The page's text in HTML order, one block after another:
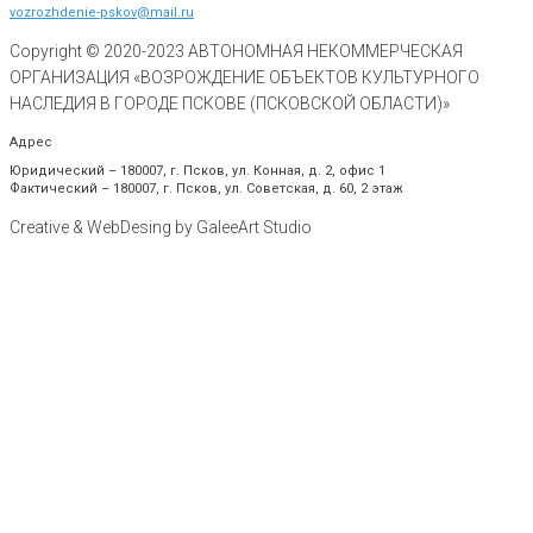
vozrozhdenie-pskov@mail.ru
Copyright © 2020-2023 АВТОНОМНАЯ НЕКОММЕРЧЕСКАЯ
ОРГАНИЗАЦИЯ «ВОЗРОЖДЕНИЕ ОБЪЕКТОВ КУЛЬТУРНОГО
НАСЛЕДИЯ В ГОРОДЕ ПСКОВЕ (ПСКОВСКОЙ ОБЛАСТИ)»
Адрес
Юридический – 180007, г. Псков, ул. Конная, д. 2, офис 1
Фактический – 180007, г. Псков, ул. Советская, д. 60, 2 этаж
Creative & WebDesing by GaleeArt Studio